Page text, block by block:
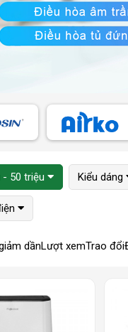
- 50 triệu Kiểu dáng
dầnLượt xemTrao đổi